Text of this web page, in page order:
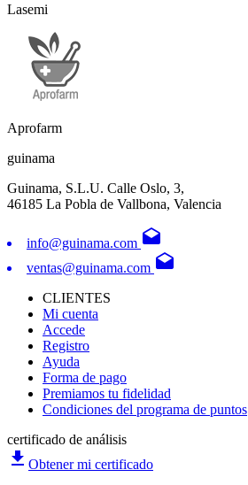
Lasemi
Aprofarm
guinama
Guinama, S.L.U. Calle Oslo, 3,
46185 La Pobla de Vallbona, Valencia
info@guinama.com drafts
ventas@guinama.com drafts
CLIENTES
Mi cuenta
Accede
Registro
Ayuda
Forma de pago
Premiamos tu fidelidad
Condiciones del programa de puntos
certificado de análisis
file_download Obtener mi certificado